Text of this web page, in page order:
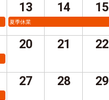
13
夏季休業
14 15
20 21 22
27 28 29